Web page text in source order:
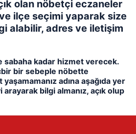
olan nöbetçi eczaneler
ilçe seçimi yaparak size
alabilir, adres ve iletişim
sabaha kadar hizmet verecek.
bir sebeple nöbette
adına aşağıda yer
bilgi almanız, açık olup